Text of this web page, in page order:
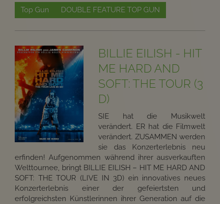
Top Gun DOUBLE FEATURE TOP GUN
BILLIE EILISH - HIT
ME HARD AND
SOFT: THE TOUR (3
D)
SIE hat die Musikwelt
verändert. ER hat die Filmwelt
verändert. ZUSAMMEN werden
sie das Konzerterlebnis neu
erfinden! Aufgenommen während ihrer ausverkauften
Welttournee, bringt BILLIE EILISH – HIT ME HARD AND
SOFT: THE TOUR (LIVE IN 3D) ein innovatives neues
Konzerterlebnis einer der gefeiertsten und
erfolgreichsten Künstlerinnen ihrer Generation auf die